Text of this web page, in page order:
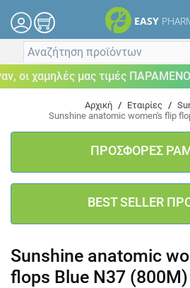
EASY
οι χαμηλές μας τιμές
Αρχική / Εταιρίες /
Sunshine anatomic women's flip
ΠΡΟΣΦΟΡΕΣ
BEST SELLER
Sunshine anatomic
flops Blue N37 (800M)